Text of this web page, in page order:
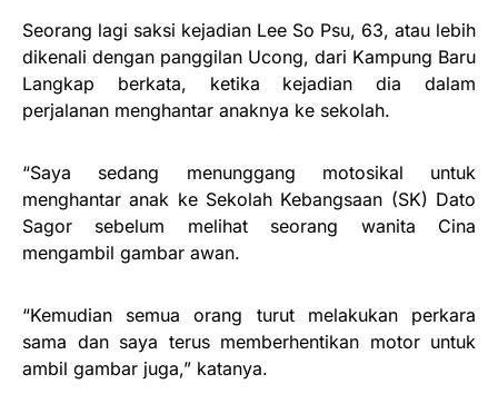
Seorang lagi saksi kejadian Lee So Psu, 63, atau lebih
dikenali dengan panggilan Ucong, dari Kampung Baru
Langkap berkata, ketika kejadian dia dalam
perjalanan menghantar anaknya ke sekolah.
“Saya sedang menunggang motosikal untuk
menghantar anak ke Sekolah Kebangsaan (SK) Dato
Sagor sebelum melihat seorang wanita Cina
mengambil gambar awan.
“Kemudian semua orang turut melakukan perkara
sama dan saya terus memberhentikan motor untuk
ambil gambar juga,” katanya.